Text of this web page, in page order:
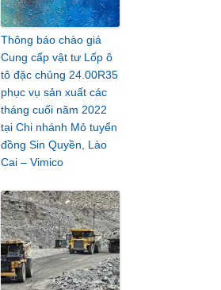
Thông báo chào giá
Cung cấp vật tư Lốp ô
tô đặc chủng 24.00R35
phục vụ sản xuất các
tháng cuối năm 2022
tại Chi nhánh Mỏ tuyển
đồng Sin Quyền, Lào
Cai – Vimico